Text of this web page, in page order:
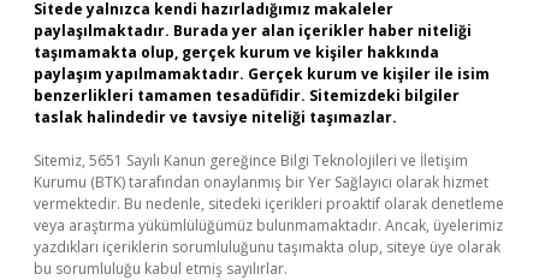
Sitede yalnızca kendi hazırladığımız makaleler
paylaşılmaktadır. Burada yer alan içerikler haber niteliği
taşımamakta olup, gerçek kurum ve kişiler hakkında
paylaşım yapılmamaktadır. Gerçek kurum ve kişiler ile isim
benzerlikleri tamamen tesadüfidir. Sitemizdeki bilgiler
taslak halindedir ve tavsiye niteliği taşımazlar.
Sitemiz, 5651 Sayılı Kanun gereğince Bilgi Teknolojileri ve İletişim
Kurumu (BTK) tarafından onaylanmış bir Yer Sağlayıcı olarak hizmet
vermektedir. Bu nedenle, sitedeki içerikleri proaktif olarak denetleme
veya araştırma yükümlülüğümüz bulunmamaktadır. Ancak, üyelerimiz
yazdıkları içeriklerin sorumluluğunu taşımakta olup, siteye üye olarak
bu sorumluluğu kabul etmiş sayılırlar.